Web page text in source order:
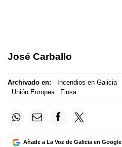
José Carballo
Archivado en: Incendios en Galicia
Unión Europea
Finsa
Añade a La Voz de Galicia en Google